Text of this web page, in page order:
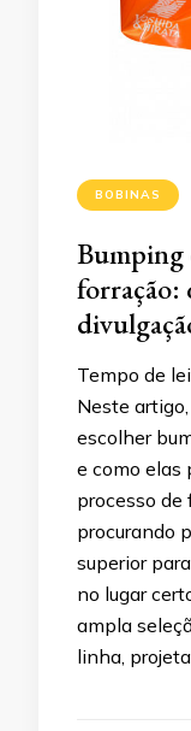
BOBINAS
Bumping
forração:
Tempo de
Neste
escolher
e como elas
processo de
procurando
superior
no lugar
ampla
linha,